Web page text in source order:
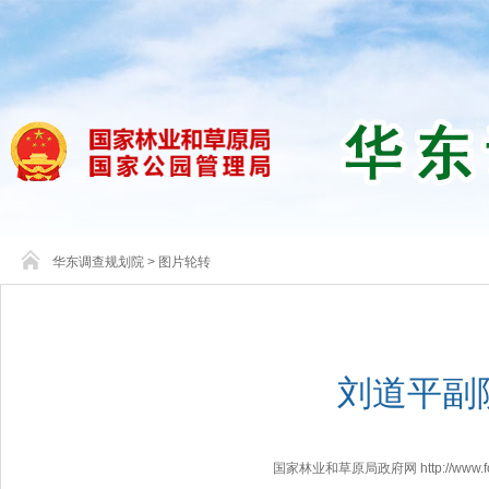
华东调查规划院 > 图片轮转
刘道平副
国家林业和草原局政府网 http://